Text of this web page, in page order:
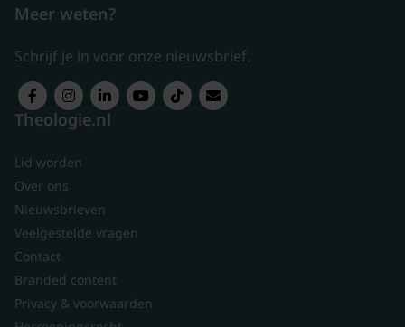
Meer weten?
Schrijf je in voor onze nieuwsbrief.
Theologie.nl
Lid worden
Over ons
Nieuwsbrieven
Veelgestelde vragen
Contact
Branded content
Privacy & voorwaarden